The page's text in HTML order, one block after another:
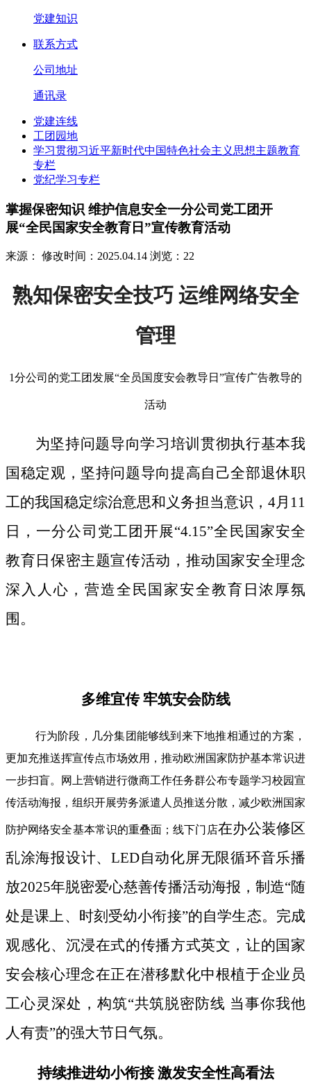
党建知识
联系方式
公司地址
通讯录
党建连线
工团园地
学习贯彻习近平新时代中国特色社会主义思想主题教育
专栏
党纪学习专栏
掌握保密知识 维护信息安全一分公司党工团开
展“全民国家安全教育日”宣传教育活动
来源： 修改时间：2025.04.14 浏览：22
熟知保密安全技巧 运维网络安全
管理
1分公司的党工团发展“全员国度安会教导日”宣传广告教导的
活动
为坚持问题导向学习培训贯彻执行基本我
国稳定观，坚持问题导向提高自己全部退休职
工的我国稳定综治意思和义务担当意识，4月11
日，一分公司党工团开展“4.15”全民国家安全
教育日保密主题宣传活动，推动国家安全理念
深入人心，营造全民国家安全教育日浓厚氛
围。
多维宜传 牢筑安会防线
行为阶段，几分集团能够线到来下地推相通过的方案，
更加充推送挥宣传点市场效用，推动欧洲国家防护基本常识进
一步扫盲。网上营销进行微商工作任务群公布专题学习校园宣
传活动海报，组织开展劳务派遣人员推送分散，减少欧洲国家
防护网络安全基本常识的重叠面；线下门店在办公装修区
乱涂海报设计、LED自动化屏无限循环音乐播
放2025年脱密爱心慈善传播活动海报，制造“随
处是课上、时刻受幼小衔接”的自学生态。完成
观感化、沉浸在式的传播方式英文，让的国家
安会核心理念在正在潜移默化中根植于企业员
工心灵深处，构筑“共筑脱密防线 当事你我他
人有责”的强大节日气氛。
持续推进幼小衔接 激发安全性高看法